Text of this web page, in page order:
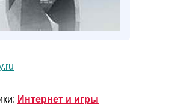
Интернет и игры